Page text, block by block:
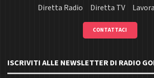
Diretta Radio
Diretta TV
CONTATTACI
ISCRIVITI ALLE NEWSLETTER DI RADIO